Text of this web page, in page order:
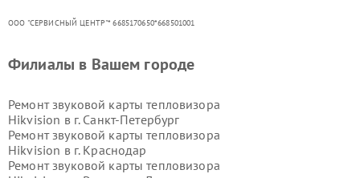
ООО "СЕРВИСНЫЙ ЦЕНТР"* 6685170650*668501001
Филиалы в Вашем городе
Ремонт звуковой карты тепловизора
Hikvision в г. Санкт-Петербург
Ремонт звуковой карты тепловизора
Hikvision в г. Краснодар
Ремонт звуковой карты тепловизора